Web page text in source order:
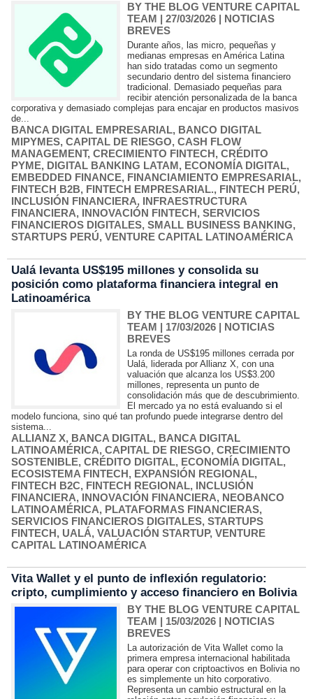
BY THE BLOG VENTURE CAPITAL
TEAM | 27/03/2026 | NOTICIAS
BREVES
Durante años, las micro, pequeñas y
medianas empresas en América Latina
han sido tratadas como un segmento
secundario dentro del sistema financiero
tradicional. Demasiado pequeñas para
recibir atención personalizada de la banca
corporativa y demasiado complejas para encajar en productos masivos
de...
BANCA DIGITAL EMPRESARIAL, BANCO DIGITAL
MIPYMES, CAPITAL DE RIESGO, CASH FLOW
MANAGEMENT, CRECIMIENTO FINTECH, CRÉDITO
PYME, DIGITAL BANKING LATAM, ECONOMÍA DIGITAL,
EMBEDDED FINANCE, FINANCIAMIENTO EMPRESARIAL,
FINTECH B2B, FINTECH EMPRESARIAL., FINTECH PERÚ,
INCLUSIÓN FINANCIERA, INFRAESTRUCTURA
FINANCIERA, INNOVACIÓN FINTECH, SERVICIOS
FINANCIEROS DIGITALES, SMALL BUSINESS BANKING,
STARTUPS PERÚ, VENTURE CAPITAL LATINOAMÉRICA
Ualá levanta US$195 millones y consolida su
posición como plataforma financiera integral en
Latinoamérica
BY THE BLOG VENTURE CAPITAL
TEAM | 17/03/2026 | NOTICIAS
BREVES
La ronda de US$195 millones cerrada por
Ualá, liderada por Allianz X, con una
valuación que alcanza los US$3.200
millones, representa un punto de
consolidación más que de descubrimiento.
El mercado ya no está evaluando si el
modelo funciona, sino qué tan profundo puede integrarse dentro del
sistema...
ALLIANZ X, BANCA DIGITAL, BANCA DIGITAL
LATINOAMÉRICA, CAPITAL DE RIESGO, CRECIMIENTO
SOSTENIBLE, CRÉDITO DIGITAL, ECONOMÍA DIGITAL,
ECOSISTEMA FINTECH, EXPANSIÓN REGIONAL,
FINTECH B2C, FINTECH REGIONAL, INCLUSIÓN
FINANCIERA, INNOVACIÓN FINANCIERA, NEOBANCO
LATINOAMÉRICA, PLATAFORMAS FINANCIERAS,
SERVICIOS FINANCIEROS DIGITALES, STARTUPS
FINTECH, UALÁ, VALUACIÓN STARTUP, VENTURE
CAPITAL LATINOAMÉRICA
Vita Wallet y el punto de inflexión regulatorio:
cripto, cumplimiento y acceso financiero en Bolivia
BY THE BLOG VENTURE CAPITAL
TEAM | 15/03/2026 | NOTICIAS
BREVES
La autorización de Vita Wallet como la
primera empresa internacional habilitada
para operar con criptoactivos en Bolivia no
es simplemente un hito corporativo.
Representa un cambio estructural en la